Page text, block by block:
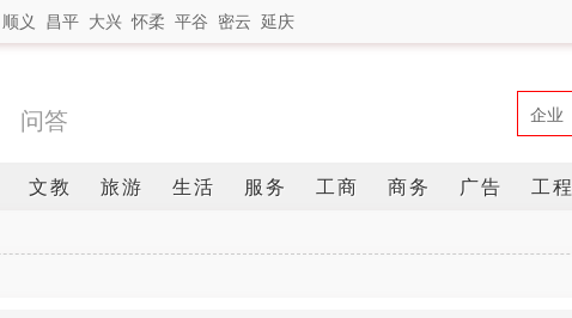
顺义 昌平 大兴 怀柔 平谷 密云 延庆
问答
文教 旅游 生活 服务 工商 商务 广告 工程